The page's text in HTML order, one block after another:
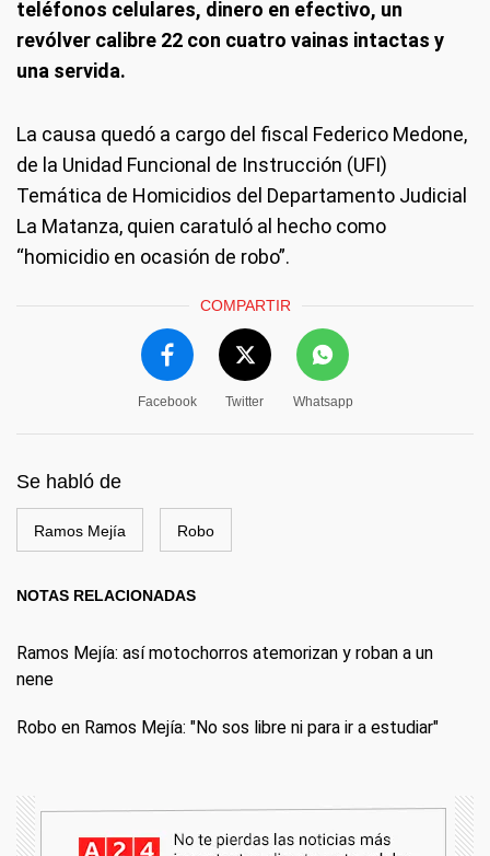
teléfonos celulares, dinero en efectivo, un
revólver calibre 22 con cuatro vainas intactas y
una servida.
La causa quedó a cargo del fiscal Federico Medone,
de la Unidad Funcional de Instrucción (UFI)
Temática de Homicidios del Departamento Judicial
La Matanza, quien caratuló al hecho como
“homicidio en ocasión de robo”.
COMPARTIR
Facebook Twitter Whatsapp
Se habló de
Ramos Mejía Robo
NOTAS RELACIONADAS
Ramos Mejía: así motochorros atemorizan y roban a un
nene
Robo en Ramos Mejía: "No sos libre ni para ir a estudiar"